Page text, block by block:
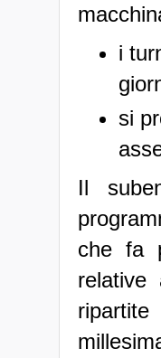
i
si
Il
che fa
relative